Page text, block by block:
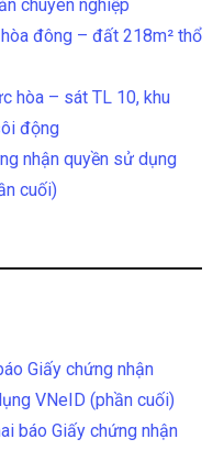
chuyên nghiệp
đông – đất 218m² thổ
hòa – sát TL 10, khu
động
nhận quyền sử dụng
cuối)
Giấy chứng nhận
VNeID (phần cuối)
báo Giấy chứng nhận